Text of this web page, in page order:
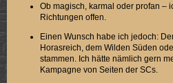
Ob magisch, karmal oder profan –
Richtungen offen.
Einen Wunsch habe ich jedoch:
Horasreich, dem Wilden Süden
stammen. Ich hätte nämlich gern
Kampagne von Seiten der SCs.